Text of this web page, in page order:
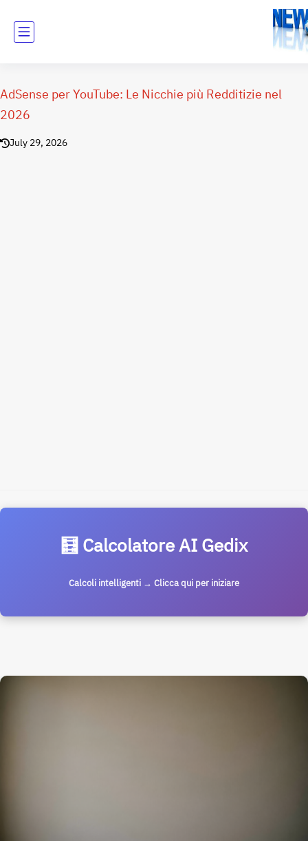
AdSense per YouTube: Le Nicchie più Redditizie nel
2026
July 29, 2026
🧮 Calcolatore AI Gedix
Calcoli intelligenti → Clicca qui per iniziare